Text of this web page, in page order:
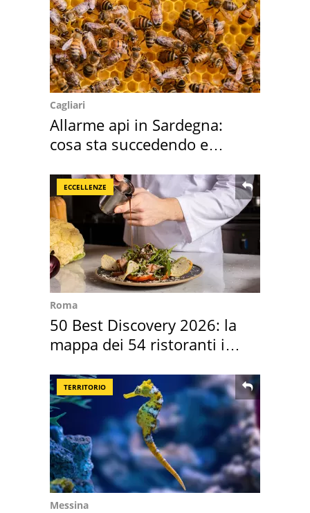
Cagliari
Allarme api in Sardegna:
cosa sta succedendo e
ECCELLENZE
Roma
50 Best Discovery 2026: la
mappa dei 54 ristoranti in
TERRITORIO
Messina